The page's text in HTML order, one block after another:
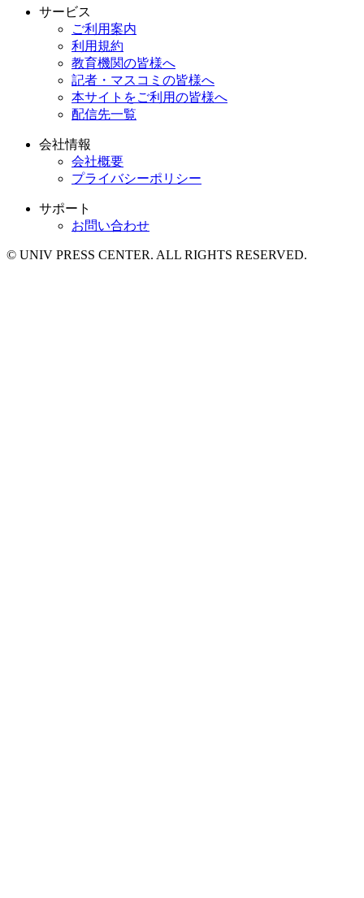
サービス
ご利用案内
利用規約
教育機関の皆様へ
記者・マスコミの皆様へ
本サイトをご利用の皆様へ
配信先一覧
会社情報
会社概要
プライバシーポリシー
サポート
お問い合わせ
© UNIV PRESS CENTER. ALL RIGHTS RESERVED.